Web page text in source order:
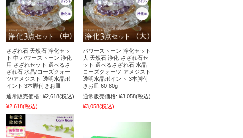
さざれ石 天然石 浄化セッ
ト 中 パワーストーン 浄化
用 さざれセット 選べるさ
ざれ石 水晶/ローズクォー
ツ/アメジスト 透明水晶ポ
イント 3本脚付きお皿
通常販売価格: ¥2,618(税込)
¥2,618(税込)
パワーストーン 浄化セット
大 天然石 浄化 さざれ石セ
ット 選べるさざれ石 水晶
ローズクォーツ アメジスト
透明水晶ポイント 3本脚付
きお皿 60-80g
通常販売価格: ¥3,058(税込)
¥3,058(税込)